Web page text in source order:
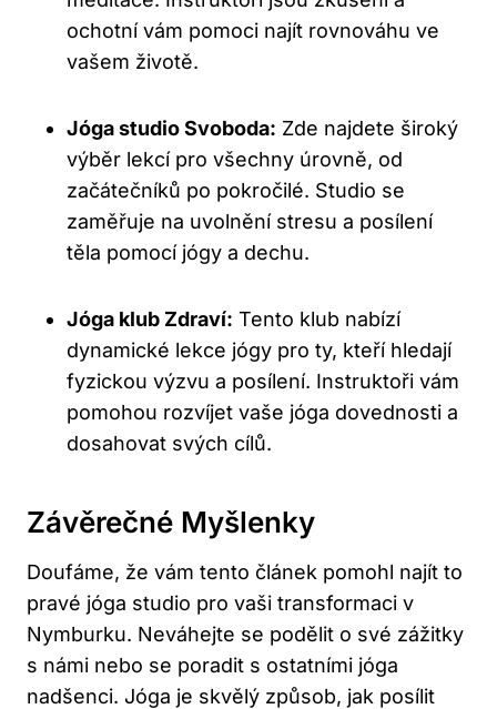
ochotní vám pomoci najít rovnováhu ve
vašem životě.
Jóga studio Svoboda: Zde najdete široký
výběr lekcí pro všechny úrovně, od
začátečníků po pokročilé. Studio se
zaměřuje na uvolnění stresu a posílení
těla pomocí jógy a dechu.
Jóga klub Zdraví: Tento klub nabízí
dynamické lekce jógy pro ty, kteří hledají
fyzickou výzvu a posílení. Instruktoři vám
pomohou rozvíjet vaše jóga dovednosti a
dosahovat svých cílů.
Závěrečné Myšlenky
Doufáme, že vám tento článek pomohl najít to
pravé jóga studio pro vaši transformaci v
Nymburku. Neváhejte se podělit o své zážitky
s námi nebo se poradit s ostatními jóga
nadšenci. Jóga je skvělý způsob, jak posílit